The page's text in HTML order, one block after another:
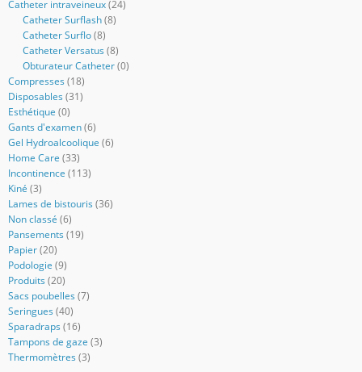
Catheter intraveineux (24)
Catheter Surflash (8)
Catheter Surflo (8)
Catheter Versatus (8)
Obturateur Catheter (0)
Compresses (18)
Disposables (31)
Esthétique (0)
Gants d'examen (6)
Gel Hydroalcoolique (6)
Home Care (33)
Incontinence (113)
Kiné (3)
Lames de bistouris (36)
Non classé (6)
Pansements (19)
Papier (20)
Podologie (9)
Produits (20)
Sacs poubelles (7)
Seringues (40)
Sparadraps (16)
Tampons de gaze (3)
Thermomètres (3)